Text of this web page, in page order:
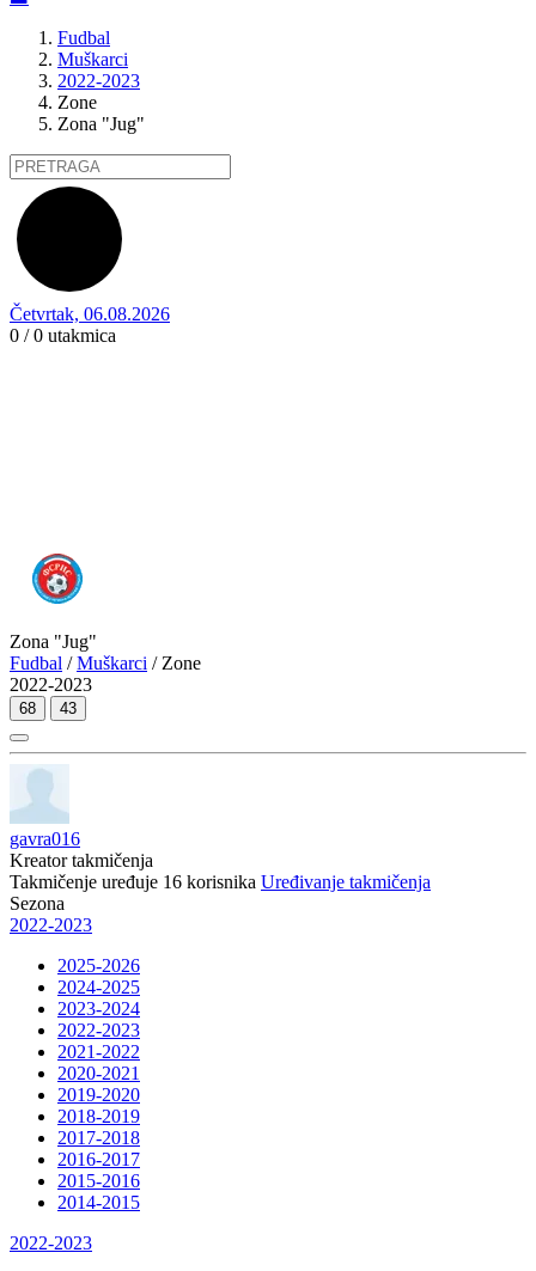
Fudbal
Muškarci
2022-2023
Zone
Zona "Jug"
Četvrtak, 06.08.2026
0 / 0 utakmica
Zona "Jug"
Fudbal /Muškarci / Zone
2022-2023
68 43
gavra016
Kreator takmičenja
Takmičenje uređuje 16 korisnika Uređivanje takmičenja
Sezona
2022-2023
2025-2026
2024-2025
2023-2024
2022-2023
2021-2022
2020-2021
2019-2020
2018-2019
2017-2018
2016-2017
2015-2016
2014-2015
2022-2023